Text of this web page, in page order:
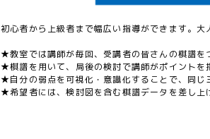
初心者から上級者まで幅広い指導ができます。
★教室では講師が毎回、受講者の皆さんの棋譜を
★棋譜を用いて、局後の検討で講師がポイントを
★自分の弱点を可視化・意識化することで、同じ
★希望者には、検討図を含む棋譜データを差し上